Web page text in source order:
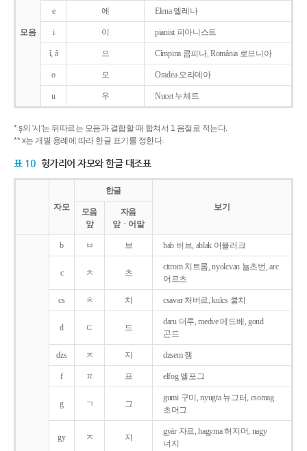
모음
e 에 Elena 엘레나
i 이 pianist 피아니스트
î, â 으 Cîmpina 큼피나, România 로므니아
o 오 Oradea 오라데아
u 우 Nucet 누체트
* ş의 '시'는 뒤따르는 모음과 결합할 때 합쳐서 1 음절로 적는다.
** x는 개별 용례에 따라 한글 표기를 정한다.
표 10 헝가리어 자모와 한글 대조표
자모
한글
보기
모음
앞
자음
앞ㆍ어말
b ㅂ 브 bab 버브, ablak 어블러크
c ㅊ 츠
citrom 치트롬, nyolcvan 뇰츠번, arc
어르츠
cs ㅊ 치 csavar 처버르, kulcs 쿨치
d ㄷ 드
daru 더루, medve 메드베, gond
곤드
dzs ㅈ 지 dzsem 젬
f ㅍ 프 elfog 엘포그
g ㄱ 그
gumi 구미, nyugta 뉴그터, csomag
초머그
gy ㅈ 지
gyár 자르, hagyma 허지머, nagy
너지